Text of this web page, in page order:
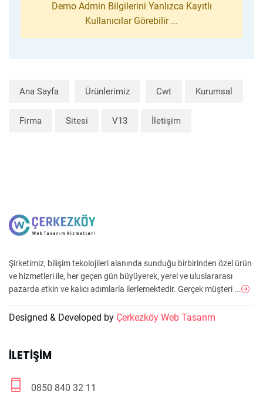
Demo Admin Bilgilerini Yanlızca Kayıtlı
Kullanıcılar Görebilir ...
Ana Sayfa Ürünlerimiz Cwt Kurumsal
Firma Sitesi V13 İletişim
Şirketimiz, bilişim tekolojileri alanında sunduğu birbirinden özel ürün
ve hizmetleri ile, her geçen gün büyüyerek, yerel ve uluslararası
pazarda etkin ve kalıcı adımlarla ilerlemektedir. Gerçek müşteri ...
Designed & Developed by Çerkezköy Web Tasarım
İLETIŞIM
0850 840 32 11